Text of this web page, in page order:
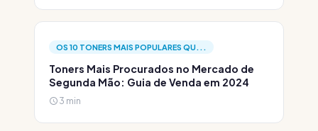
OS 10 TONERS MAIS POPULARES QU...
Toners Mais Procurados no Mercado de
Segunda Mão: Guia de Venda em 2024
3 min